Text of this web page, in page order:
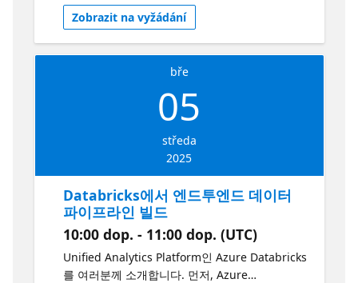
Synapse 분석 이해 데이터 작업 공간 구성 데이
터 로드 및 관리 SQL 쿼리 작성 및 실행 성능 최적
화 및 모니터링
Zobrazit na vyžádání
bře
05
středa
2025
Databricks에서 엔드투엔드 데이터
파이프라인 빌드
10:00 dop. - 11:00 dop. (UTC)
Unified Analytics Platform인 Azure Databricks
를 여러분께 소개합니다. 먼저, Azure